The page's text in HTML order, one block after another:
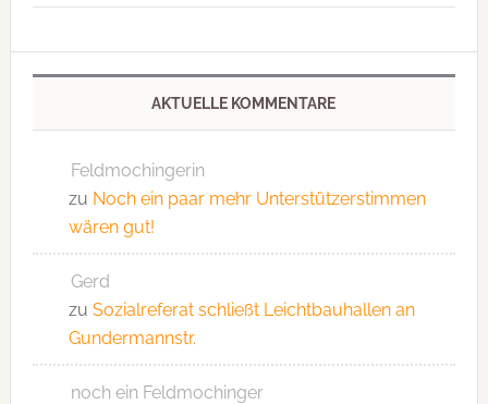
AKTUELLE KOMMENTARE
Feldmochingerin
zu Noch ein paar mehr Unterstützerstimmen
wären gut!
Gerd
zu Sozialreferat schließt Leichtbauhallen an
Gundermannstr.
noch ein Feldmochinger